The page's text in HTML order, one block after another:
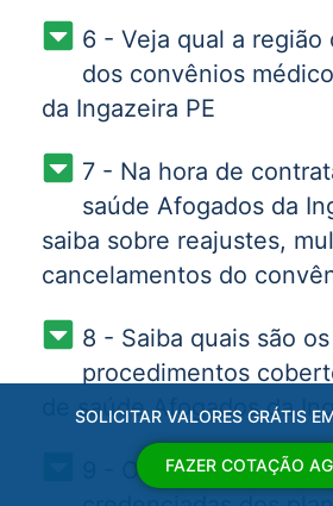
6 - Veja qual a região
dos convênios
da Ingazeira PE
7 - Na hora de
saúde Afogados da
saiba sobre reajustes,
cancelamentos do
8 - Saiba quais são os
procedimentos
de saúde Afogados da
9 - Observe quais as
SOLICITAR VALORES GRÁTIS
FAZER COTAÇÃO